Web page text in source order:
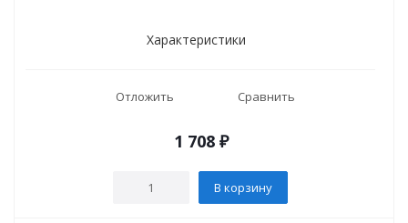
Характеристики
Отложить Сравнить
1 708₽
В корзину